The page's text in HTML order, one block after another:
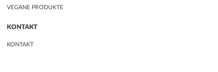
VEGANE PRODUKTE
KONTAKT
KONTAKT